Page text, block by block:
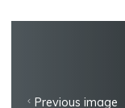
Previous image